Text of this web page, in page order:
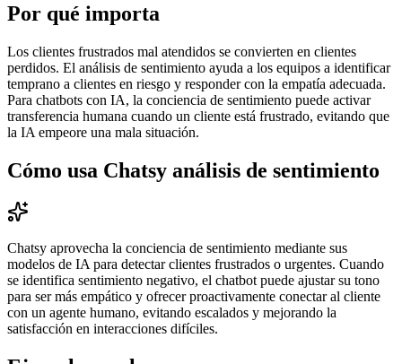
Por qué importa
Los clientes frustrados mal atendidos se convierten en clientes
perdidos. El análisis de sentimiento ayuda a los equipos a identificar
temprano a clientes en riesgo y responder con la empatía adecuada.
Para chatbots con IA, la conciencia de sentimiento puede activar
transferencia humana cuando un cliente está frustrado, evitando que
la IA empeore una mala situación.
Cómo usa Chatsy análisis de sentimiento
Chatsy aprovecha la conciencia de sentimiento mediante sus
modelos de IA para detectar clientes frustrados o urgentes. Cuando
se identifica sentimiento negativo, el chatbot puede ajustar su tono
para ser más empático y ofrecer proactivamente conectar al cliente
con un agente humano, evitando escalados y mejorando la
satisfacción en interacciones difíciles.